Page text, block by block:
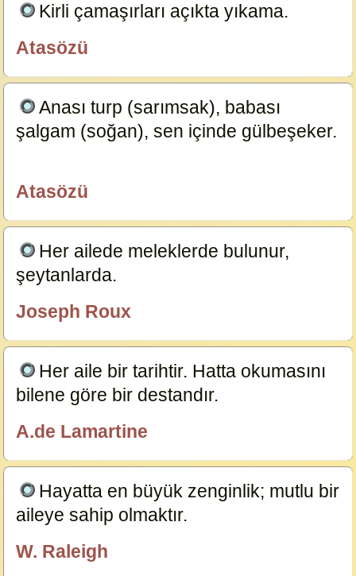
Kirli çamaşırları açıkta yıkama.
Atasözü
Anası turp (sarımsak), babası
şalgam (soğan), sen içinde gülbeşeker.
Atasözü
Her ailede meleklerde bulunur,
şeytanlarda.
Joseph Roux
Her aile bir tarihtir. Hatta okumasını
bilene göre bir destandır.
A.de Lamartine
Hayatta en büyük zenginlik; mutlu bir
aileye sahip olmaktır.
W. Raleigh